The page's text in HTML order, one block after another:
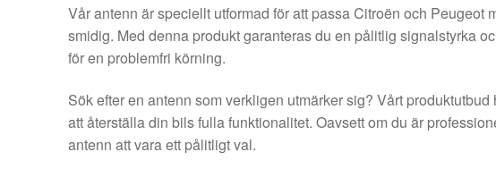
Vår antenn är speciellt utformad för att passa Citroën och Peugeot
smidig. Med denna produkt garanteras du en pålitlig signalstyrka
för en problemfri körning.
Sök efter en antenn som verkligen utmärker sig? Vårt
att återställa din bils fulla funktionalitet. Oavsett om du är
antenn att vara ett pålitligt val.